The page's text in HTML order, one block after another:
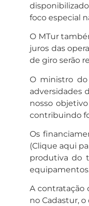
foco especial
O MTur
juros das
de giro serão
O ministro do
adversidades
nosso
contribuindo
Os
(Clique aqui
produtiva do
A contratação
no Cadastur,